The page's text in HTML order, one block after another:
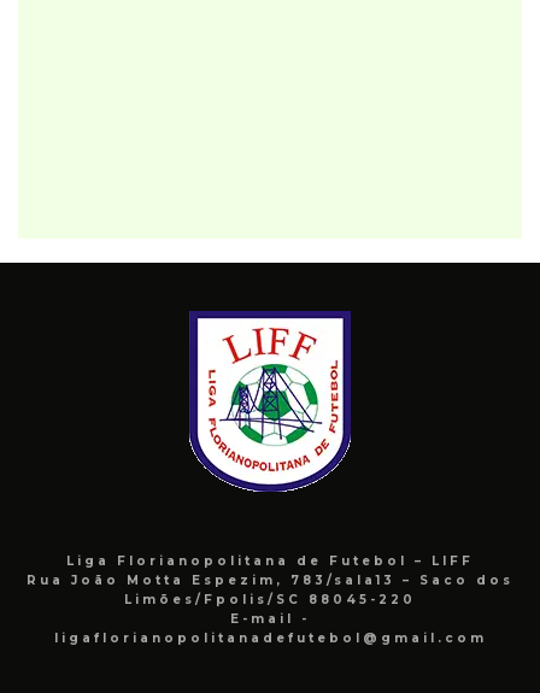
Liga Florianopolitana de Futebol – LIFF
Rua João Motta Espezim, 783/sala13 – Saco dos
Limões/Fpolis/SC 88045-220
E-mail -
ligaflorianopolitanadefutebol@gmail.com